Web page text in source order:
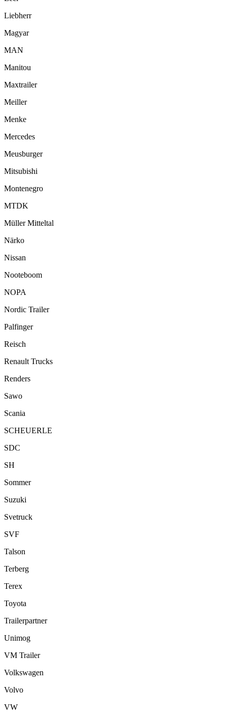
Liebherr
Magyar
MAN
Manitou
Maxtrailer
Meiller
Menke
Mercedes
Meusburger
Mitsubishi
Montenegro
MTDK
Müller Mitteltal
Närko
Nissan
Nooteboom
NOPA
Nordic Trailer
Palfinger
Reisch
Renault Trucks
Renders
Sawo
Scania
SCHEUERLE
SDC
SH
Sommer
Suzuki
Svetruck
SVF
Talson
Terberg
Terex
Toyota
Trailerpartner
Unimog
VM Trailer
Volkswagen
Volvo
VW